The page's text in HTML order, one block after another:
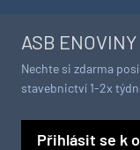
ASB ENOVINY
Nechte si zdarma
stavebnictví 1-2x
Přihlásit se k